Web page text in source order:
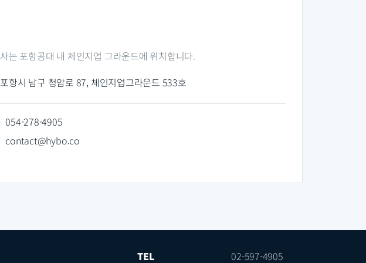
는 포항공대 내 체인지업 그라운드에 위치합니다.
항시 남구 청암로 87, 체인지업그라운드 533호
054-278-4905
contact@hybo.co
TEL 02-597-4905